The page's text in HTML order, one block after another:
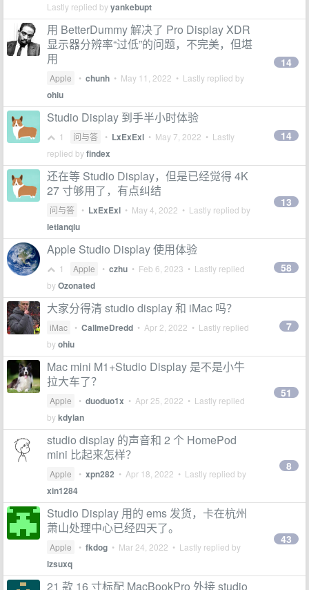
Lastly replied byyankebupt
用 BetterDummy 解决了 Pro Display XDR
显示器分辨率“过低”的问题，不完美，但堪
用
Apple • chunh • May 11, 2022 • Lastly replied by
ohiu
14
Studio Display 到手半小时体验
1 问与答 • LxExExl • May 7, 2022 • Lastly
replied byfindex
14
还在等 Studio Display，但是已经觉得 4K
27 寸够用了，有点纠结
问与答 • LxExExl • May 4, 2022 • Lastly replied by
letianqiu
13
Apple Studio Display 使用体验
1 Apple • czhu • Feb 6, 2023 • Lastly replied
byOzonated
58
大家分得清 studio display 和 iMac 吗？
iMac • CallmeDredd • Apr 2, 2022 • Lastly replied
byohiu
7
Mac mini M1+Studio Display 是不是小牛
拉大车了？
Apple • duoduo1x • Apr 25, 2022 • Lastly replied
bykdylan
51
studio display 的声音和 2 个 HomePod
mini 比起来怎样？
Apple • xpn282 • Apr 18, 2022 • Lastly replied by
xin1284
8
Studio Display 用的 ems 发货，卡在杭州
萧山处理中心已经四天了。
Apple • fkdog • Mar 24, 2022 • Lastly replied by
lzsuxq
43
21 款 16 寸标配 MacBookPro 外接 studio